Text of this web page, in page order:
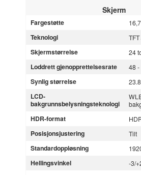
Skjerm
Fargestøtte
Teknologi
Skjermstørrelse 24
Loddrett gjenopprettelsesrate 48 -
Synlig størrelse
LCD-
bakgrunnsbelysningsteknologi
HDR-format
Posisjonsjustering Tilt
Standardoppløsning
Hellingsvinkel -3/